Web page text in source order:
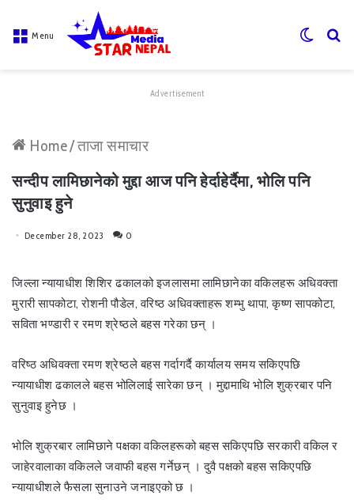
Menu
Switch
Advertisement
Home/ताजा समाचार
सन्दीप लामिछानेको मुद्दा आज पनि हेर्दाहेर्दैमा, भोलि पनि
सुनुवाइ हुने
December 28, 2023 0
जिल्ला न्यायाधीश शिशिर ढकालको इजलासमा लामिछानेका वकिलहरू अधिवक्ता
मुरारी सापकोटा, रोशनी पौडेल, वरिष्ठ अधिवक्ताहरू शम्भु थापा, कृष्ण सापकोटा,
सविता भण्डारी र रमण श्रेष्ठले बहस गरेका छन् ।
वरिष्ठ अधिवक्ता रमण श्रेष्ठले बहस गर्दागर्दै कार्यालय समय सकिएपछि
न्यायाधीश ढकालले बहस भोलिलाई सारेका छन् । मुद्दामाथि भोलि शुक्रबार पनि
सुनुवाइ हुनेछ ।
भोलि शुक्रबार लामिछाने पक्षका वकिलहरूको बहस सकिएपछि सरकारी वकिल र
जाहेरवालाका वकिलले जवाफी बहस गर्नेछन् । दुवै पक्षको बहस सकिएपछि
न्यायाधीशले फैसला सुनाउने जनाइएको छ ।